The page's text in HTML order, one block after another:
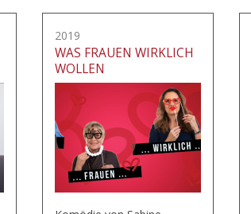
2019
WAS FRAUEN WIRKLICH
WOLLEN